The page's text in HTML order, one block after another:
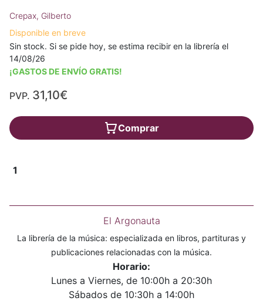
Crepax, Gilberto
Disponible en breve
Sin stock. Si se pide hoy, se estima recibir en la librería el
14/08/26
¡GASTOS DE ENVÍO GRATIS!
PVP. 31,10€
Comprar
1
El Argonauta
La librería de la música: especializada en libros, partituras y
publicaciones relacionadas con la música.
Horario:
Lunes a Viernes, de 10:00h a 20:30h
Sábados de 10:30h a 14:00h